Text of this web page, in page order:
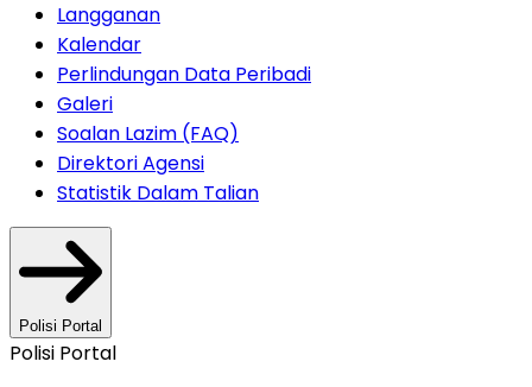
Langganan
Kalendar
Perlindungan Data Peribadi
Galeri
Soalan Lazim (FAQ)
Direktori Agensi
Statistik Dalam Talian
Polisi Portal
Polisi Portal